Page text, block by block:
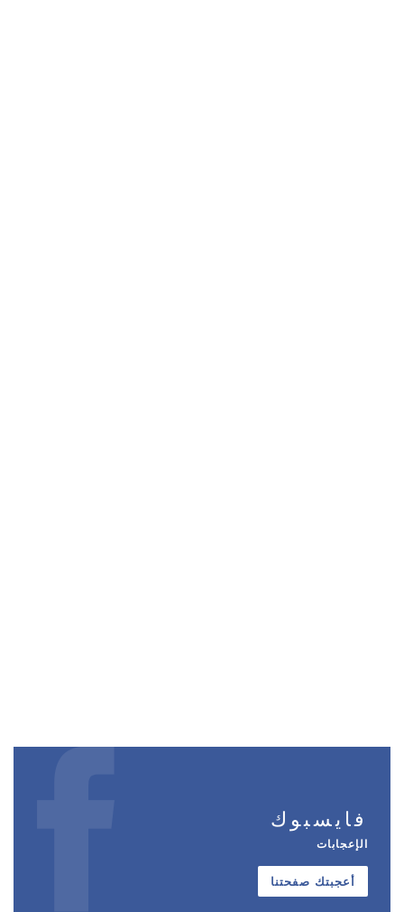
فايسبوك
الإعجابات
أعجبتك صفحتنا